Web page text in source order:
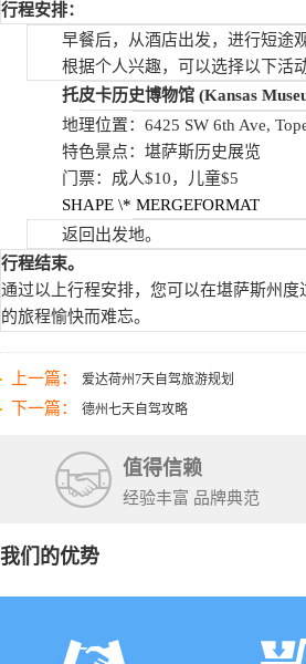
行程安排：
早餐后，从酒店出发，进行短途
根据个人兴趣，可以选择以下活动
托皮卡历史博物馆(Kansas
地理位置：6425 SW 6th Ave,
特色景点：堪萨斯历史展览
门票：成人$10，儿童$5
SHAPE \* MERGEFORMAT
返回出发地。
行程结束。
通过以上行程安排，您可以在堪萨斯州
的旅程愉快而难忘。
上一篇： 爱达荷州7天自驾旅游规划
下一篇： 德州七天自驾攻略
值得信赖
经验丰富 品牌典范
我们的优势